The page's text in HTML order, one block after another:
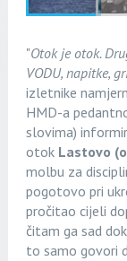
"Otok je otok.
VODU, napitke,
izletnike
HMD-a
slovima)
otok Lastovo
molbu za
pogotovo pri
pročitao cijeli
čitam ga sad
to samo govori